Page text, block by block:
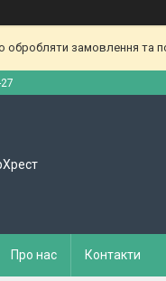
замовлення та
Про нас Контакти